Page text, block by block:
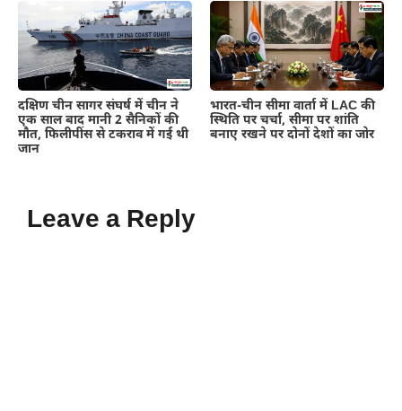
दक्षिण चीन सागर संघर्ष में चीन ने
एक साल बाद मानी 2 सैनिकों की
मौत, फिलीपींस से टकराव में गई थी
जान
भारत-चीन सीमा वार्ता में LAC की
स्थिति पर चर्चा, सीमा पर शांति
बनाए रखने पर दोनों देशों का जोर
Leave a Reply